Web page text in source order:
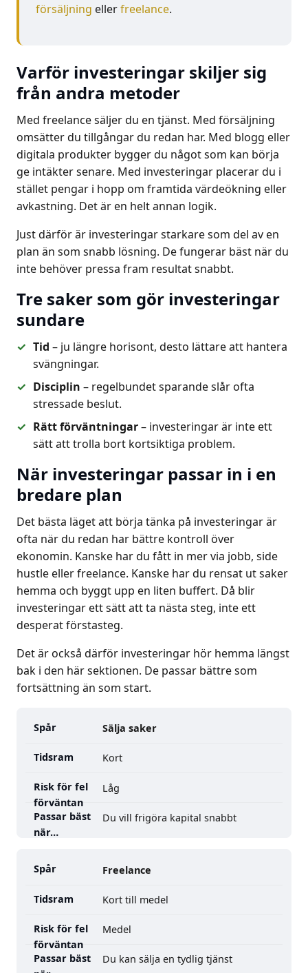
försäljning ellerfreelance.
Varför investeringar skiljer sig
från andra metoder
Med freelance säljer du en tjänst. Med försäljning
omsätter du tillgångar du redan har. Med blogg eller
digitala produkter bygger du något som kan börja
ge intäkter senare. Med investeringar placerar du i
stället pengar i hopp om framtida värdeökning eller
avkastning. Det är en helt annan logik.
Just därför är investeringar starkare som del av en
plan än som snabb lösning. De fungerar bäst när du
inte behöver pressa fram resultat snabbt.
Tre saker som gör investeringar
sundare
Tid – ju längre horisont, desto lättare att hantera
svängningar.
Disciplin – regelbundet sparande slår ofta
stressade beslut.
Rätt förväntningar– investeringar är inte ett
sätt att trolla bort kortsiktiga problem.
När investeringar passar in i en
bredare plan
Det bästa läget att börja tänka på investeringar är
ofta när du redan har bättre kontroll över
ekonomin. Kanske har du fått in mer via jobb, side
hustle eller freelance. Kanske har du rensat ut saker
hemma och byggt upp en liten buffert. Då blir
investeringar ett sätt att ta nästa steg, inte ett
desperat förstasteg.
Det är också därför investeringar hör hemma längst
bak i den här sektionen. De passar bättre som
fortsättning än som start.
Spår
Tidsram
Risk
för
fel
förväntan
Passar
när…
Sälja saker
Kort
Låg
Du vill frigöra kapital snabbt
Freelance
Kort till medel
Medel
Du kan sälja en tydlig tjänst